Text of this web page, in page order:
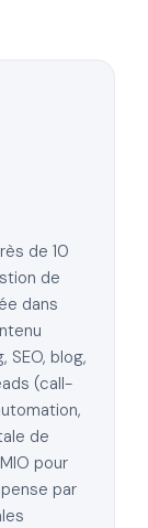
de 10
de
dans
SEO, blog,
(call-
de
pour
par